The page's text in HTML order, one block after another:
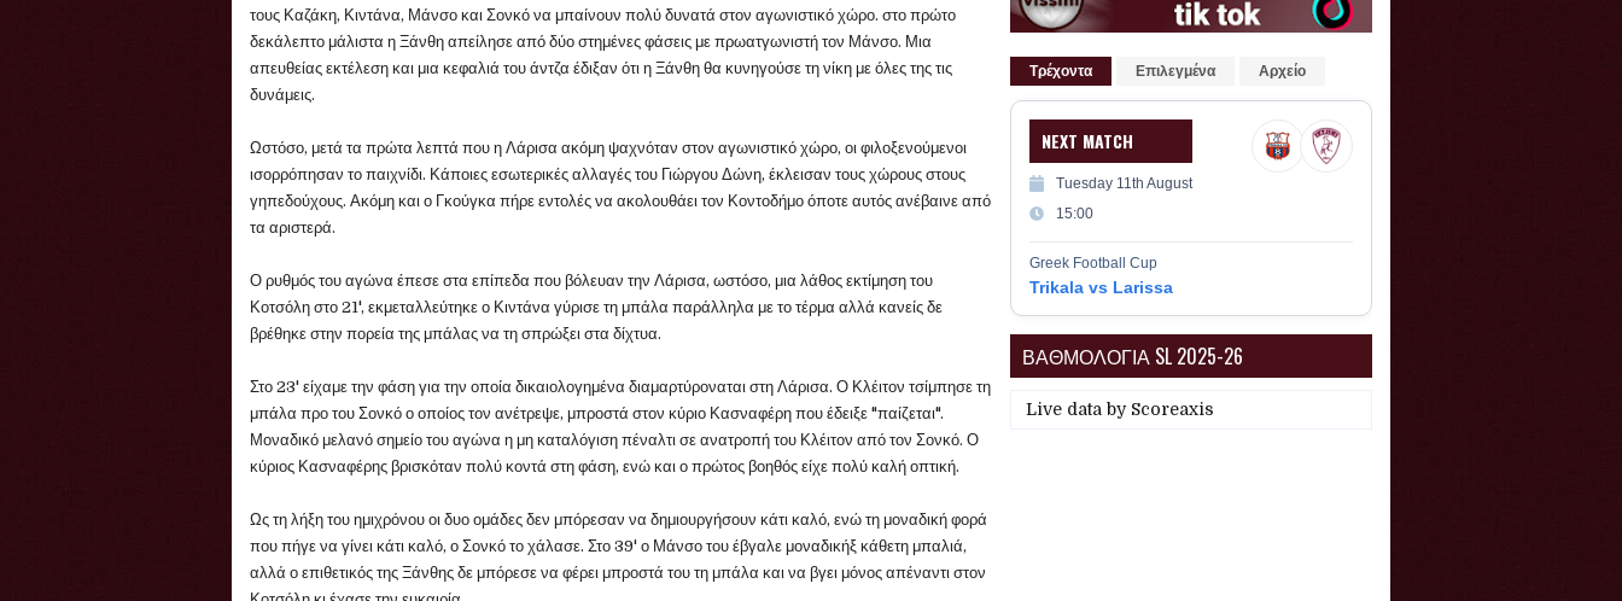
τους Καζάκη, Κιντάνα, Μάνσο και Σονκό να μπαίνουν πολύ δυνατά στον αγωνιστικό χώρο. στο πρώτο
δεκάλεπτο μάλιστα η Ξάνθη απείλησε από δύο στημένες φάσεις με πρωατγωνιστή τον Μάνσο. Μια
απευθείας εκτέλεση και μια κεφαλιά του άντζα έδιξαν ότι η Ξάνθη θα κυνηγούσε τη νίκη με όλες της τις
δυνάμεις.
Ωστόσο, μετά τα πρώτα λεπτά που η Λάρισα ακόμη ψαχνόταν στον αγωνιστικό χώρο, οι φιλοξενούμενοι
ισορρόπησαν το παιχνίδι. Κάποιες εσωτερικές αλλαγές του Γιώργου Δώνη, έκλεισαν τους χώρους στους
γηπεδούχους. Ακόμη και ο Γκούγκα πήρε εντολές να ακολουθάει τον Κοντοδήμο όποτε αυτός ανέβαινε από
τα αριστερά.
Ο ρυθμός του αγώνα έπεσε στα επίπεδα που βόλευαν την Λάρισα, ωστόσο, μια λάθος εκτίμηση του
Κοτσόλη στο 21', εκμεταλλεύτηκε ο Κιντάνα γύρισε τη μπάλα παράλληλα με το τέρμα αλλά κανείς δε
βρέθηκε στην πορεία της μπάλας να τη σπρώξει στα δίχτυα.
Στο 23' είχαμε την φάση για την οποία δικαιολογημένα διαμαρτύροναται στη Λάρισα. Ο Κλέιτον τσίμπησε τη
μπάλα προ του Σονκό ο οποίος τον ανέτρεψε, μπροστά στον κύριο Κασναφέρη που έδειξε "παίζεται".
Μοναδικό μελανό σημείο του αγώνα η μη καταλόγιση πέναλτι σε ανατροπή του Κλέιτον από τον Σονκό. Ο
κύριος Κασναφέρης βρισκόταν πολύ κοντά στη φάση, ενώ και ο πρώτος βοηθός είχε πολύ καλή οπτική.
Ως τη λήξη του ημιχρόνου οι δυο ομάδες δεν μπόρεσαν να δημιουργήσουν κάτι καλό, ενώ τη μοναδική φορά
που πήγε να γίνει κάτι καλό, ο Σονκό το χάλασε. Στο 39' ο Μάνσο του έβγαλε μοναδικήξ κάθετη μπαλιά,
αλλά ο επιθετικός της Ξάνθης δε μπόρεσε να φέρει μπροστά του τη μπάλα και να βγει μόνος απέναντι στον
Τρέχοντα Επιλεγμένα Αρχείο
NEXT MATCH
Tuesday 11th August
15:00
Greek Football Cup
Trikala vs Larissa
ΒΑΘΜΟΛΟΓΙΑ SL 2025-26
Live data by Scoreaxis